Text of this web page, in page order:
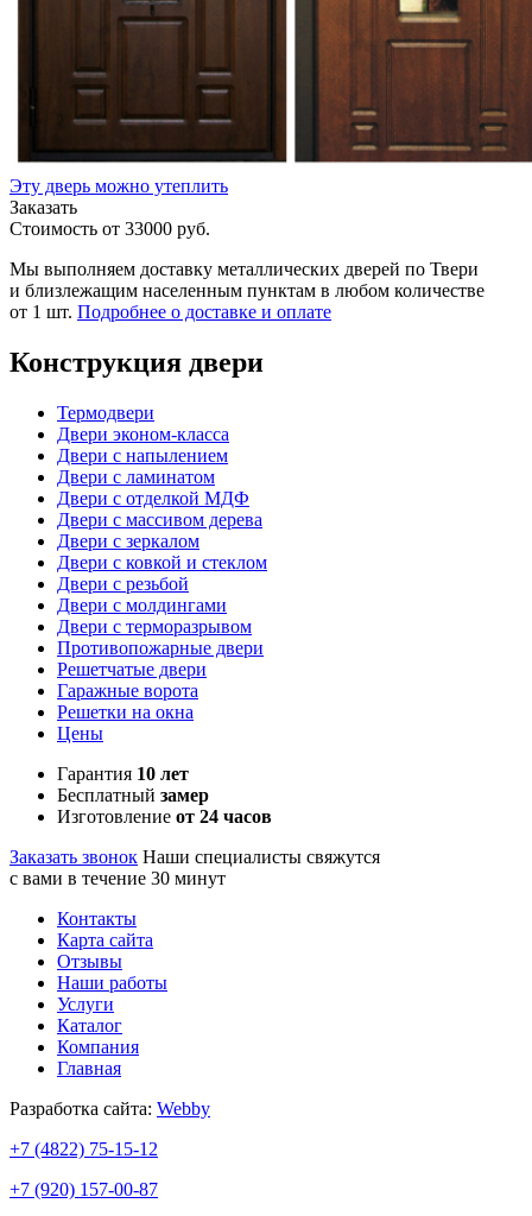
Эту дверь можно утеплить
Заказать
Стоимость от 33000 руб.
Мы выполняем доставку металлических дверей по Твери
и близлежащим населенным пунктам в любом количестве
от 1 шт. Подробнее о доставке и оплате
Конструкция двери
Термодвери
Двери эконом-класса
Двери с напылением
Двери с ламинатом
Двери с отделкой МДФ
Двери с массивом дерева
Двери с зеркалом
Двери с ковкой и стеклом
Двери с резьбой
Двери с молдингами
Двери с терморазрывом
Противопожарные двери
Решетчатые двери
Гаражные ворота
Решетки на окна
Цены
Гарантия 10 лет
Бесплатный замер
Изготовление от 24 часов
Заказать звонок Наши специалисты свяжутся
с вами в течение 30 минут
Контакты
Карта сайта
Отзывы
Наши работы
Услуги
Каталог
Компания
Главная
Разработка сайта: Webby
+7 (4822) 75-15-12
+7 (920) 157-00-87